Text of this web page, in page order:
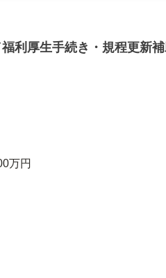
利厚生手続き・規程更新
万円